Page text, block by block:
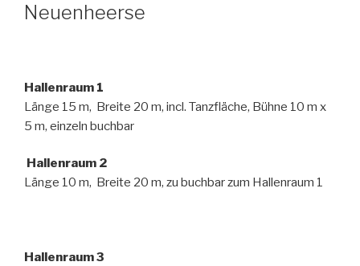
Neuenheerse
Hallenraum 1
Länge 15 m, Breite 20 m, incl. Tanzfläche, Bühne 10 m x
5 m, einzeln buchbar
Hallenraum 2
Länge 10 m, Breite 20 m, zu buchbar zum Hallenraum 1
Hallenraum 3